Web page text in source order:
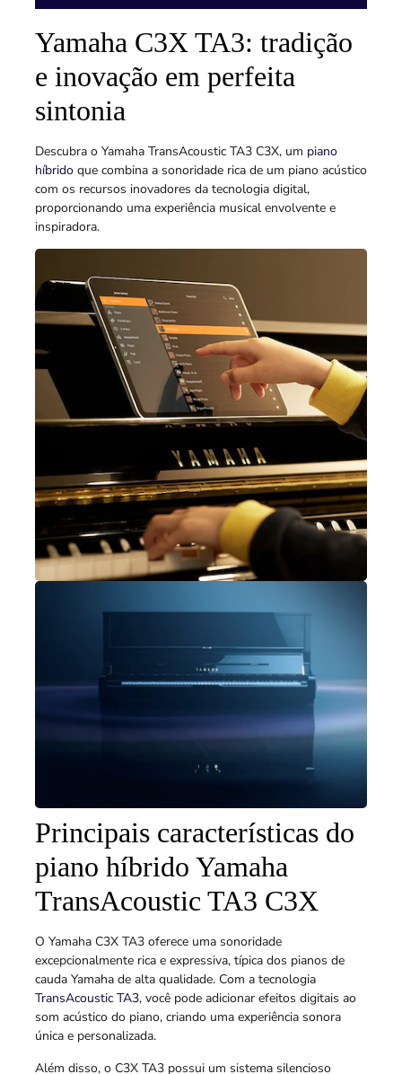
Yamaha C3X TA3: tradição
e inovação em perfeita
sintonia
Descubra o Yamaha TransAcoustic TA3 C3X, um piano
híbrido que combina a sonoridade rica de um piano acústico
com os recursos inovadores da tecnologia digital,
proporcionando uma experiência musical envolvente e
inspiradora.
Principais características do
piano híbrido Yamaha
TransAcoustic TA3 C3X
O Yamaha C3X TA3 oferece uma sonoridade
excepcionalmente rica e expressiva, típica dos pianos de
cauda Yamaha de alta qualidade. Com a tecnologia
TransAcoustic TA3, você pode adicionar efeitos digitais ao
som acústico do piano, criando uma experiência sonora
única e personalizada.
Além disso, o C3X TA3 possui um sistema silencioso